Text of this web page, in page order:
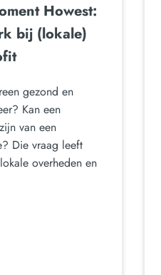
Howest:
bij (lokale)
gezond en
Kan een
van een
Die vraag leeft
overheden en